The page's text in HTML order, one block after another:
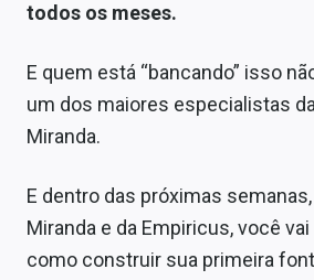
todos os meses.
E quem está “bancando” isso
um dos maiores especialistas
Miranda.
E dentro das próximas
Miranda e da Empiricus, você
como construir sua primeira